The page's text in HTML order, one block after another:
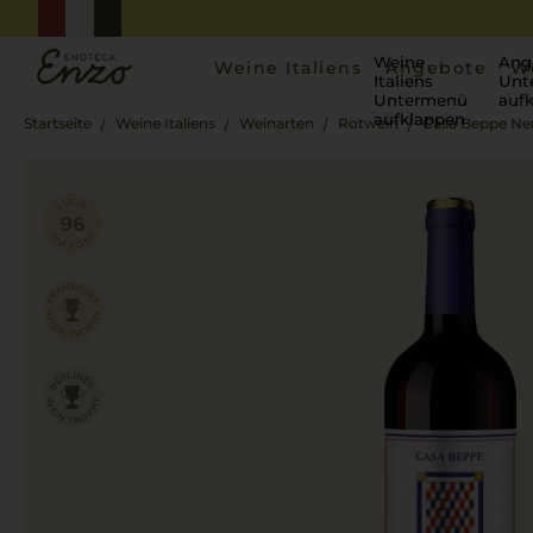
Weine Italiens
Weine
Italiens
Untermenü
aufklappen
Angebote
Startseite Weine Italiens Weinarten Rotwein Casa Beppe